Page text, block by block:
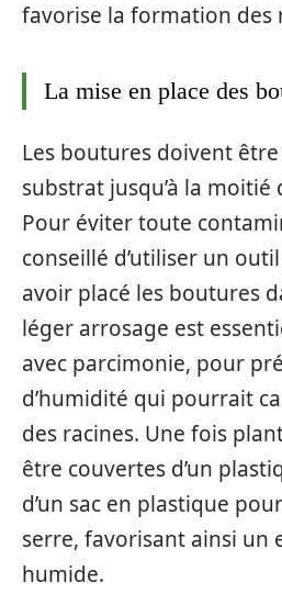
favorise la formation des
La mise en place des
Les boutures doivent
substrat jusqu’à la
Pour éviter toute
conseillé d’utiliser un
avoir placé les boutures
léger arrosage est
avec parcimonie, pour
d’humidité qui pourrait
des racines. Une fois
être couvertes d’un
d’un sac en plastique
serre, favorisant ainsi un
humide.